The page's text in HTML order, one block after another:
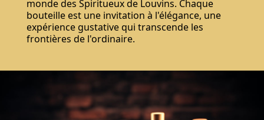
monde des Spiritueux de Louvins. Chaque
bouteille est une invitation à l'élégance, une
expérience gustative qui transcende les
frontières de l'ordinaire.